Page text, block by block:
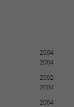
2004-
2004
2002-
2004
2004-